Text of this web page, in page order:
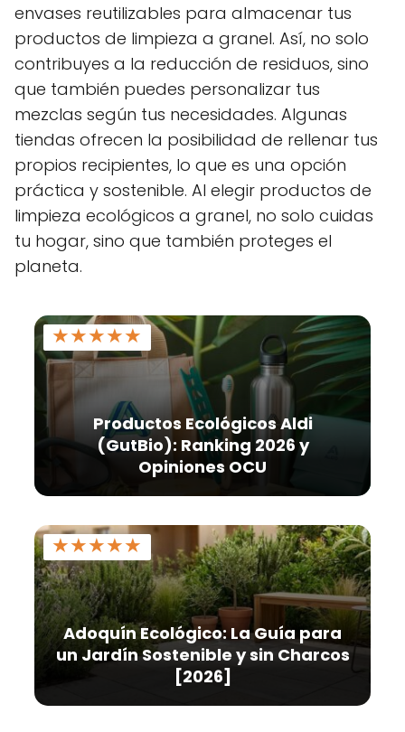
envases reutilizables para almacenar tus
productos de limpieza a granel. Así, no solo
contribuyes a la reducción de residuos, sino
que también puedes personalizar tus
mezclas según tus necesidades. Algunas
tiendas ofrecen la posibilidad de rellenar tus
propios recipientes, lo que es una opción
práctica y sostenible. Al elegir productos de
limpieza ecológicos a granel, no solo cuidas
tu hogar, sino que también proteges el
planeta.
★★★★★
Productos Ecológicos Aldi
(GutBio): Ranking 2026 y
Opiniones OCU
★★★★★
Adoquín Ecológico: La Guía para
un Jardín Sostenible y sin Charcos
[2026]